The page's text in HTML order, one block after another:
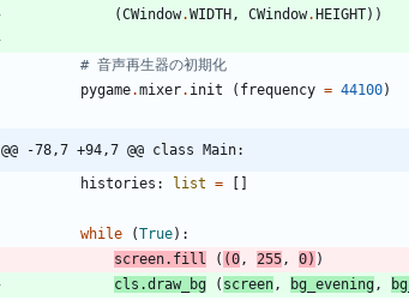
(CWindow.WIDTH , CWindow. HEIGHT) )
# 音声再生器の初期化
pygame.mixer. init ( frequency = 44100)
@@ -78,7 +94,7 @@ class Main:
histories : list =
while (True) :
screen. fill ( (0, 255, 0) )
cls .draw_bg ( screen, bg_evening,